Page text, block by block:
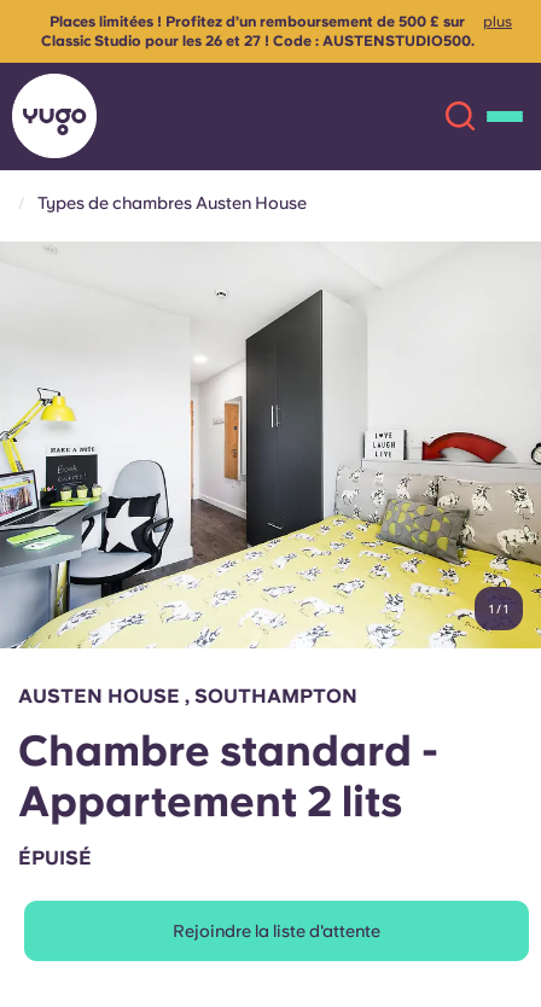
À propos
Plus
Compte Langue
English (GB)
Chinese
Español
Sélectionnez un pays
Réservez maintenant
Chinese
Deutsch
Italian French
Portuguese
Places limitées ! Profitez d’un remboursement de 500 £ sur
Classic Studio pour les 26 et 27 ! Code : AUSTENSTUDIO500.
Voir conditions générales.
plus
Types de chambres Austen House
1 /1
AUSTEN HOUSE , SOUTHAMPTON
Chambre standard -
Appartement 2 lits
ÉPUISÉ
Rejoindre la liste d'attente